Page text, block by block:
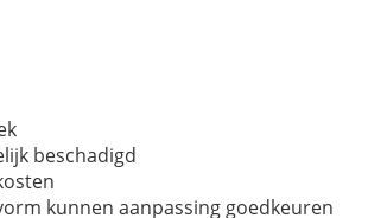
beschadigd
kunnen aanpassing goedkeuren